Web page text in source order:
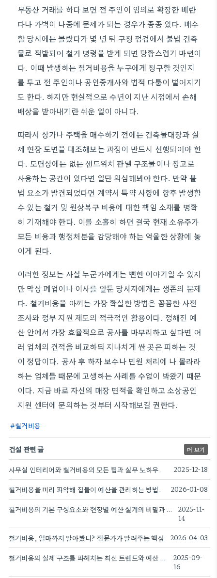
부동산 거래를 하다 보면 전 주인이 임의로 확장한 베란
다나 가벽이 나중에 문제가 되는 경우가 종종 있다. 매수
할 당시에는 몰랐다가 몇 년 뒤 구청 점검에서 불법 건축
물로 적발되어 철거 명령을 받게 되면 당황스럽기 마련이
다. 이때 발생하는 철거비용을 누구에게 청구할 것인지
를 두고 전 주인이나 공인중개사와 법적 다툼이 벌어지기
도 한다. 하지만 현실적으로 수년이 지난 시점에서 손해
배상을 받아내기란 쉬운 일이 아니다.
따라서 상가나 주택을 매수하기 전에는 건축물대장과 실
제 현장 도면을 대조해보는 과정이 반드시 선행되어야 한
다. 도면상에는 없는 샌드위치 판넬 구조물이나 창고로
사용하는 공간이 있다면 일단 의심해봐야 한다. 만약 불
법 요소가 발견되었다면 계약서 특약 사항에 향후 발생할
수 있는 철거 및 원상복구 비용에 대한 책임 소재를 명확
히 기재해야 한다. 이를 소홀히 하면 결국 현재 소유주가
모든 비용과 행정처분을 감당해야 하는 억울한 상황에 놓
이게 된다.
이러한 정보는 사실 누군가에게는 뻔한 이야기일 수 있지
만 막상 폐업이나 이사를 앞둔 당사자에게는 생존의 문제
다. 철거비용을 아끼는 가장 확실한 방법은 꼼꼼한 사전
조사와 정부 지원 제도의 적극적인 활용이다. 정해진 예
산 안에서 가장 효율적으로 공사를 마무리하고 싶다면 여
러 업체의 견적을 비교하되 지나치게 싼 곳은 피하는 것
이 정답이다. 공사 후 하자 보수나 민원 처리에 나 몰라라
하는 업체들 때문에 고생하는 사례를 수없이 봐왔기 때문
이다. 지금 바로 자신의 매장 면적을 확인하고 소상공인
지원 센터에 문의하는 것부터 시작해보길 권한다.
철거비용
건설 관련 글 더 보기
사무실 인테리어와 철거비용의 모든 팁과 실무 노하우. 2025-12-18
철거비용을 미리 파악해 집들이 예산을 관리하는 방법. 2026-01-08
철거비용의 기본 구성요소와 현장별 예산 설계의 비밀과 실무 적용
2025-11-
14
철거비용, 얼마까지 알아봤니? 전문가가 알려주는 핵심 2026-04-03
철거비용의 실제 구조를 파헤치는 최신 트렌드와 예산 절감법
2025-09-
16